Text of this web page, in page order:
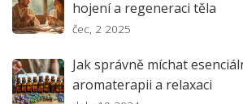
hojení a regeneraci těla
čec, 2 2025
Jak správně míchat
aromaterapii a relaxaci